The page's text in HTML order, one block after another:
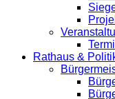
Rathaus &